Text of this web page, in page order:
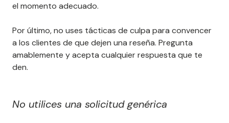
el momento adecuado.
Por último, no uses tácticas de culpa para convencer
a los clientes de que dejen una reseña. Pregunta
amablemente y acepta cualquier respuesta que te
den.
No utilices una solicitud genérica